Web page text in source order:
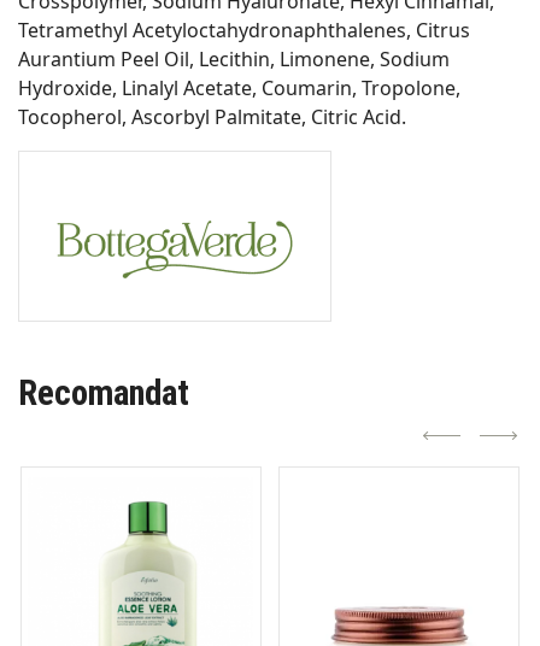
Tetramethyl Acetyloctahydronaphthalenes, Citrus
Aurantium Peel Oil, Lecithin, Limonene, Sodium
Hydroxide, Linalyl Acetate, Coumarin, Tropolone,
Tocopherol, Ascorbyl Palmitate, Citric Acid.
Recomandat